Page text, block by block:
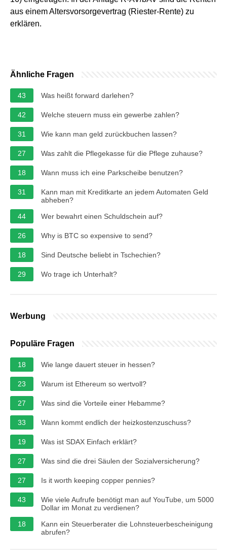
aus einem Altersvorsorgevertrag (Riester-Rente) zu
erklären.
Ähnliche Fragen
43 Was heißt forward darlehen?
42 Welche steuern muss ein gewerbe zahlen?
31 Wie kann man geld zurückbuchen lassen?
27 Was zahlt die Pflegekasse für die Pflege zuhause?
18 Wann muss ich eine Parkscheibe benutzen?
31
Kann man mit Kreditkarte an jedem Automaten Geld
abheben?
44
Wer bewahrt einen Schuldschein auf?
26 Why is BTC so expensive to send?
18 Sind Deutsche beliebt in Tschechien?
29 Wo trage ich Unterhalt?
Werbung
Populäre Fragen
18 Wie lange dauert steuer in hessen?
23 Warum ist Ethereum so wertvoll?
27 Was sind die Vorteile einer Hebamme?
33 Wann kommt endlich der heizkostenzuschuss?
19 Was ist SDAX Einfach erklärt?
27 Was sind die drei Säulen der Sozialversicherung?
27 Is it worth keeping copper pennies?
43
Wie viele Aufrufe benötigt man auf YouTube, um 5000
Dollar im Monat zu verdienen?
18
Kann ein Steuerberater die Lohnsteuerbescheinigung
abrufen?